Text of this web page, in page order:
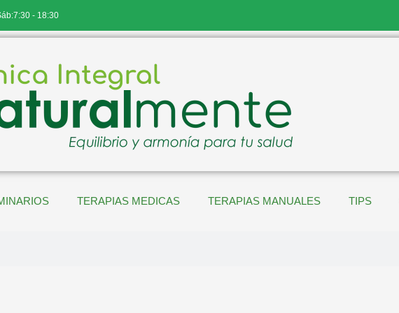
- 18:30
TERAPIAS MEDICAS TERAPIAS MANUALES TIPS